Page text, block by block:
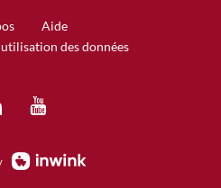
Aide
des données